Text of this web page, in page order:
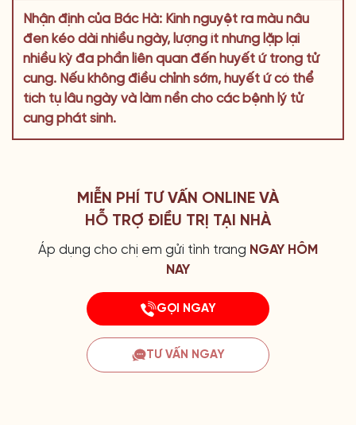
Nhận định của Bác Hà: Kinh nguyệt ra màu nâu
đen kéo dài nhiều ngày, lượng ít nhưng lặp lại
nhiều kỳ đa phần liên quan đến huyết ứ trong tử
cung. Nếu không điều chỉnh sớm, huyết ứ có thể
tích tụ lâu ngày và làm nền cho các bệnh lý tử
cung phát sinh.
MIỄN PHÍ TƯ VẤN ONLINE VÀ
HỖ TRỢ ĐIỀU TRỊ TẠI NHÀ
Áp dụng cho chị em gửi tình trang NGAY HÔM
NAY
GỌI NGAY
TƯ VẤN NGAY